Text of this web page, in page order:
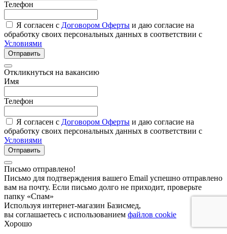
Телефон
Я согласен с Договором Оферты и даю согласие на
обработку своих персональных данных в соответствии с
Условиями
Отправить
Откликнуться на вакансию
Имя
Телефон
Я согласен с Договором Оферты и даю согласие на
обработку своих персональных данных в соответствии с
Условиями
Отправить
Письмо отправлено!
Письмо для подтверждения вашего Email успешно отправлено
вам на почту. Если письмо долго не приходит, проверьте
папку «Спам»
Используя интернет-магазин Базисмед,
вы соглашаетесь с использованием файлов cookie
Хорошо